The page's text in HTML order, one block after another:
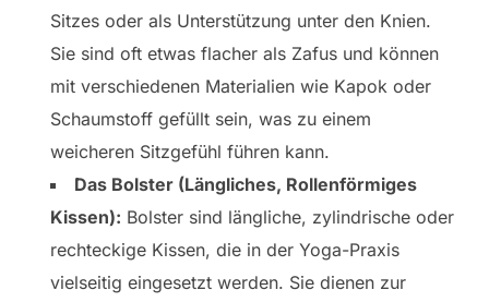
Sitzes oder als Unterstützung unter den Knien.
Sie sind oft etwas flacher als Zafus und können
mit verschiedenen Materialien wie Kapok oder
Schaumstoff gefüllt sein, was zu einem
weicheren Sitzgefühl führen kann.
Das Bolster (Längliches, Rollenförmiges
Kissen): Bolster sind längliche, zylindrische oder
rechteckige Kissen, die in der Yoga-Praxis
vielseitig eingesetzt werden. Sie dienen zur